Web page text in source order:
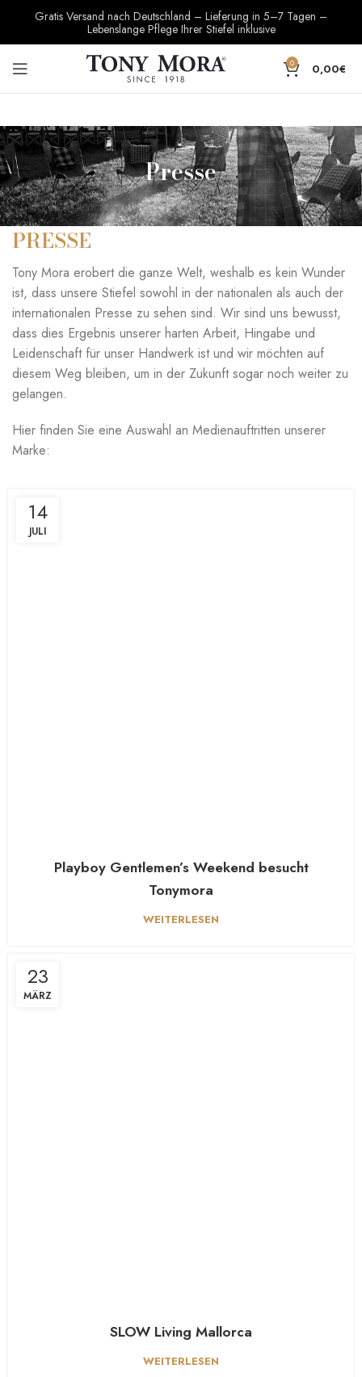
Gratis Versand nach Deutschland – Lieferung in 5–7 Tagen –
Lebenslange Pflege Ihrer Stiefel inklusive
0 0,00€
Presse
PRESSE
Tony Mora erobert die ganze Welt, weshalb es kein Wunder
ist, dass unsere Stiefel sowohl in der nationalen als auch der
internationalen Presse zu sehen sind. Wir sind uns bewusst,
dass dies Ergebnis unserer harten Arbeit, Hingabe und
Leidenschaft für unser Handwerk ist und wir möchten auf
diesem Weg bleiben, um in der Zukunft sogar noch weiter zu
gelangen.
Hier finden Sie eine Auswahl an Medienauftritten unserer
Marke:
14
JULI
Playboy Gentlemen’s Weekend besucht
Tonymora
WEITERLESEN
23
MÄRZ
SLOW Living Mallorca
WEITERLESEN